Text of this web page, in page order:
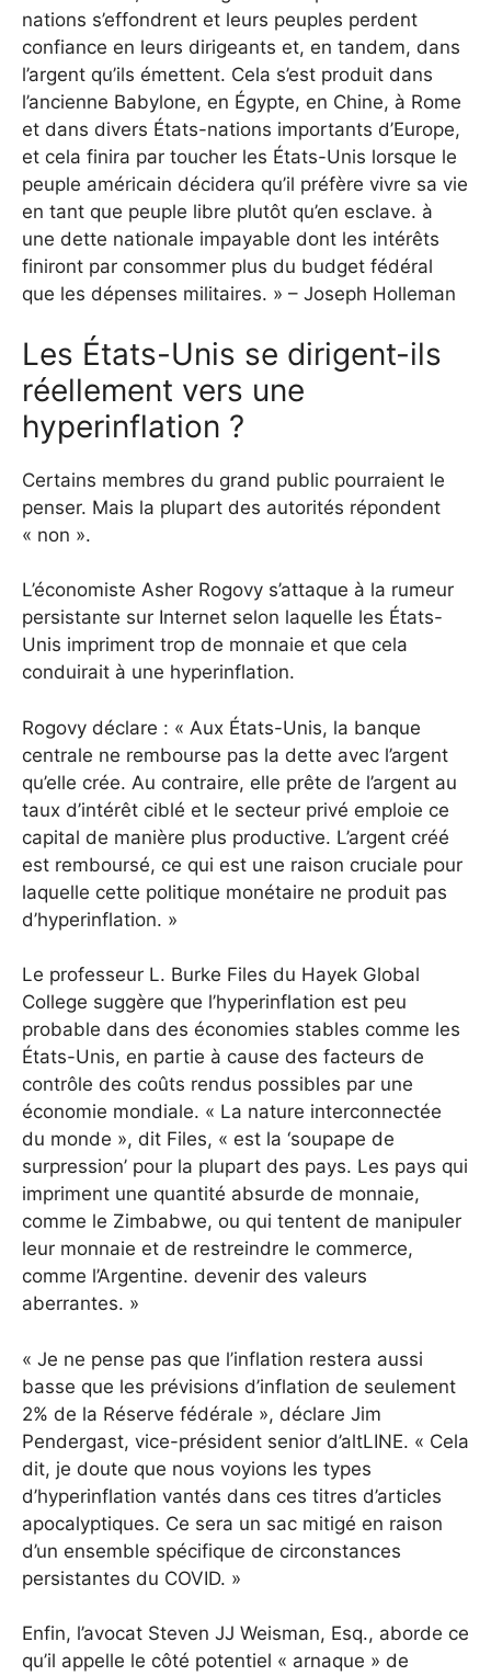
nations s’effondrent et leurs peuples perdent
confiance en leurs dirigeants et, en tandem, dans
l’argent qu’ils émettent. Cela s’est produit dans
l’ancienne Babylone, en Égypte, en Chine, à Rome
et dans divers États-nations importants d’Europe,
et cela finira par toucher les États-Unis lorsque le
peuple américain décidera qu’il préfère vivre sa vie
en tant que peuple libre plutôt qu’en esclave. à
une dette nationale impayable dont les intérêts
finiront par consommer plus du budget fédéral
que les dépenses militaires. » – Joseph Holleman
Les États-Unis se dirigent-ils
réellement vers une
hyperinflation ?
Certains membres du grand public pourraient le
penser. Mais la plupart des autorités répondent
« non ».
L’économiste Asher Rogovy s’attaque à la rumeur
persistante sur Internet selon laquelle les États-
Unis impriment trop de monnaie et que cela
conduirait à une hyperinflation.
Rogovy déclare : « Aux États-Unis, la banque
centrale ne rembourse pas la dette avec l’argent
qu’elle crée. Au contraire, elle prête de l’argent au
taux d’intérêt ciblé et le secteur privé emploie ce
capital de manière plus productive. L’argent créé
est remboursé, ce qui est une raison cruciale pour
laquelle cette politique monétaire ne produit pas
d’hyperinflation. »
Le professeur L. Burke Files du Hayek Global
College suggère que l’hyperinflation est peu
probable dans des économies stables comme les
États-Unis, en partie à cause des facteurs de
contrôle des coûts rendus possibles par une
économie mondiale. « La nature interconnectée
du monde », dit Files, « est la ‘soupape de
surpression’ pour la plupart des pays. Les pays qui
impriment une quantité absurde de monnaie,
comme le Zimbabwe, ou qui tentent de manipuler
leur monnaie et de restreindre le commerce,
comme l’Argentine. devenir des valeurs
aberrantes. »
« Je ne pense pas que l’inflation restera aussi
basse que les prévisions d’inflation de seulement
2% de la Réserve fédérale », déclare Jim
Pendergast, vice-président senior d’altLINE. « Cela
dit, je doute que nous voyions les types
d’hyperinflation vantés dans ces titres d’articles
apocalyptiques. Ce sera un sac mitigé en raison
d’un ensemble spécifique de circonstances
persistantes du COVID. »
Enfin, l’avocat Steven JJ Weisman, Esq., aborde ce
qu’il appelle le côté potentiel « arnaque » de